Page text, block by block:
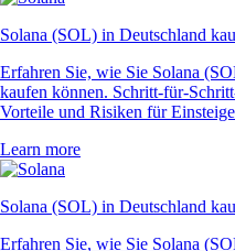
Solana (SOL) in Deutschland
Erfahren Sie, wie Sie Solana
kaufen können. Schritt-für-
Vorteile und Risiken für
Learn more
Solana (SOL) in Deutschland
Erfahren Sie, wie Sie Solana